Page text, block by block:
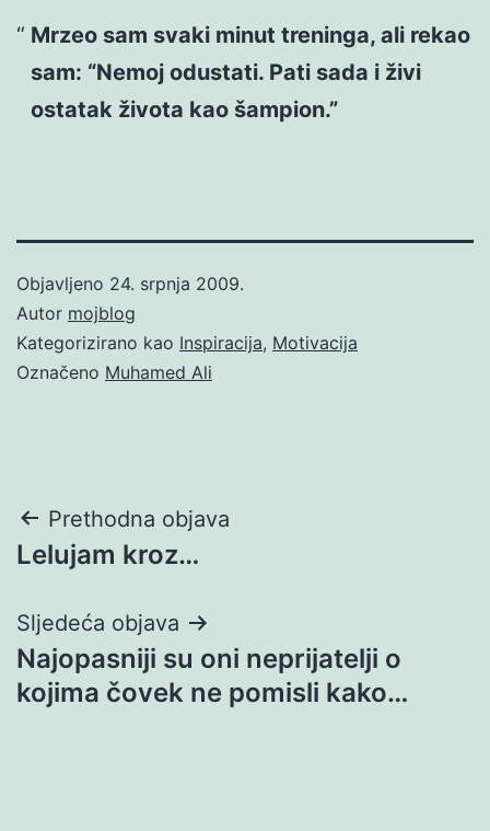
Mrzeo sam svaki minut treninga, ali rekao
sam: “Nemoj odustati. Pati sada i živi
ostatak života kao šampion.”
Objavljeno 24. srpnja 2009.
Autor mojblog
Kategorizirano kao Inspiracija, Motivacija
Označeno Muhamed Ali
Navigacija
objava
Prethodna objava
Lelujam kroz…
Sljedeća objava
Najopasniji su oni neprijatelji o
kojima čovek ne pomisli kako…